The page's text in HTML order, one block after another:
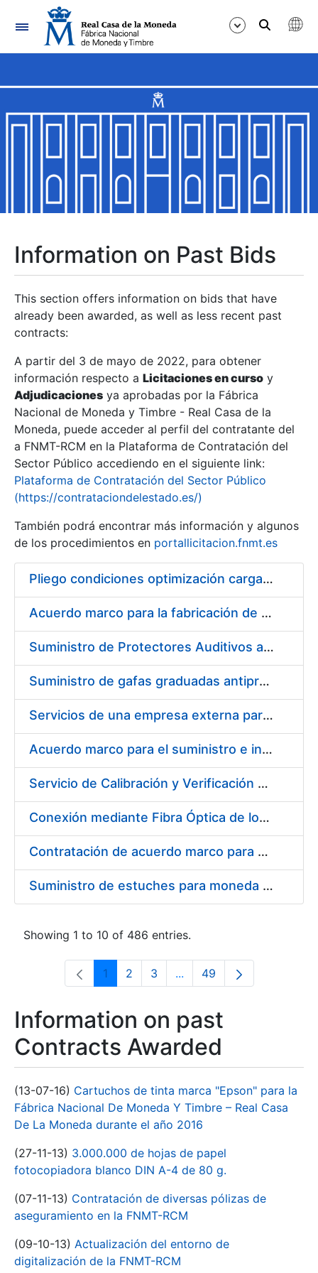
Navigation
Show/Hide
Show/Hide
Show/Hide
Show/Hide
Show/Hide
Show/Hide
Information on Past Bids
This section offers information on bids that have
already been awarded, as well as less recent past
contracts:
A partir del 3 de mayo de 2022, para obtener
información respecto a Licitaciones en curso y
Adjudicaciones ya aprobadas por la Fábrica
Nacional de Moneda y Timbre - Real Casa de la
Moneda, puede acceder al perfil del contratante del
a FNMT-RCM en la Plataforma de Contratación del
Sector Público accediendo en el siguiente link:
Plataforma de Contratación del Sector Público
(https://contrataciondelestado.es/)
También podrá encontrar más información y algunos
de los procedimientos en portallicitacion.fnmt.es
Pliego condiciones optimización cargas compras firmado
Acuerdo marco para la fabricación de piezas
Suministro de Protectores Auditivos a medida para las personas trabajadoras de los Centros de Trabajo de Madrid y Burgos
Suministro de gafas graduadas antiproyecciones para los trabajadores de la FNMT-RCM en los centros de trabajo de Madrid y Burgos
Servicios de una empresa externa para el asesoramiento y resolución de los recursos de alzada que se presentan relacionados con procesos de selección para la FNMT-RCM
Acuerdo marco para el suministro e instalación de persianas, estores y otros complementos
Servicio de Calibración y Verificación Externa de los Equipos de Medición del Servicio de Prevención de la FNMT-RCM
Conexión mediante Fibra Óptica de los Centros de Proceso de Datos (CPDs) de las sedes de la FNMT-RCM de Burgos y Madrid
Contratación de acuerdo marco para el Suministro de Material de Electricidad para la Fábrica Nacional de Moneda y Timbre-Real Casa de la Moneda en su centro de trabajo de Burgos
Suministro de estuches para moneda de 30 €
Showing 1 to 10 of 486 entries.
Page
1 Page
2 Page
3 ...Intermediate Pages Use
Page
49
Information on past
Contracts Awarded
(13-07-16) Cartuchos de tinta marca "Epson" para la
Fábrica Nacional De Moneda Y Timbre – Real Casa
De La Moneda durante el año 2016
(27-11-13) 3.000.000 de hojas de papel
fotocopiadora blanco DIN A-4 de 80 g.
(07-11-13) Contratación de diversas pólizas de
aseguramiento en la FNMT-RCM
(09-10-13) Actualización del entorno de
digitalización de la FNMT-RCM